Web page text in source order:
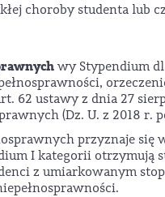
choroby studenta lub
wy Stypendium
62 ustawy z dnia 27
(Dz. U. z 2018 r.
przyznaje
I kategorii otrzymują
z umiarkowanym